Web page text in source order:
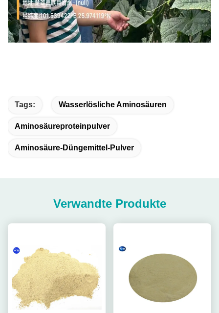
Tags: Wasserlösliche Aminosäuren
Aminosäureproteinpulver
Aminosäure-Düngemittel-Pulver
Verwandte Produkte